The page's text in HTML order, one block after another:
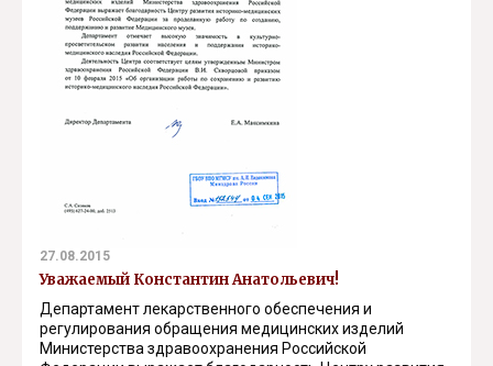
27.08.2015
Уважаемый Константин Анатольевич!
Департамент лекарственного обеспечения и
регулирования обращения медицинских изделий
Министерства здравоохранения Российской